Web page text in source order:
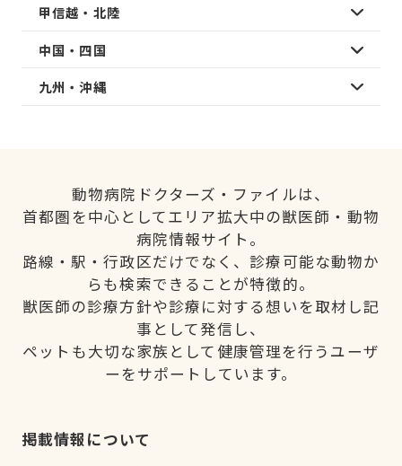
甲信越・北陸
中国・四国
九州・沖縄
動物病院ドクターズ・ファイルは、
首都圏を中心としてエリア拡大中の獣医師・動物
病院情報サイト。
路線・駅・行政区だけでなく、診療可能な動物か
らも検索できることが特徴的。
獣医師の診療方針や診療に対する想いを取材し記
事として発信し、
ペットも大切な家族として健康管理を行うユーザ
ーをサポートしています。
掲載情報について